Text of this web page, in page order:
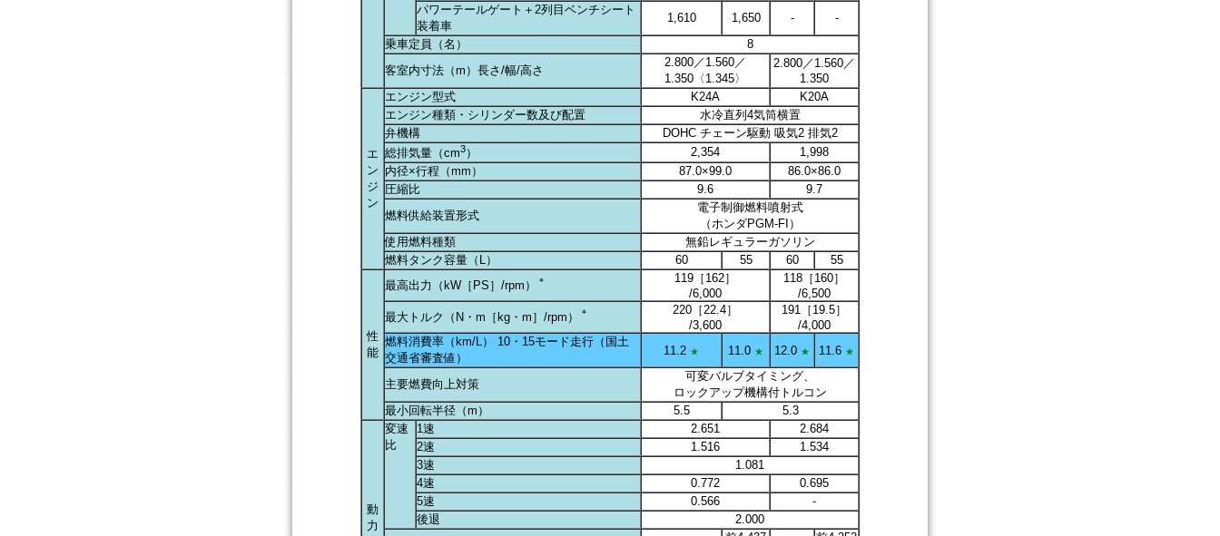
パワーテールゲート＋2列目ベンチシート
装着車
1,610 1,650 -
-
乗車定員（名）
8
客室内寸法（m）長さ/幅/高さ
2.800／1.560／
1.350〈1.345〉
2.800／1.560／
1.350
エ
ン
ジ
ン
エンジン型式 K24A
K20A
エンジン種類・シリンダー数及び配置
水冷直列4気筒横置
弁機構
DOHC チェーン駆動 吸気2 排気2
総排気量（cm3） 2,354
1,998
内径×行程（mm）
87.0×99.0
86.0×86.0
圧縮比
9.6
9.7
燃料供給装置形式
電子制御燃料噴射式
（ホンダPGM-FI）
使用燃料種類
無鉛レギュラーガソリン
燃料タンク容量（L）
60 55 60 55
性
能
最高出力（kW［PS］/rpm） ＊
119［162］
/6,000
118［160］
/6,500
最大トルク（N・m［kg・m］/rpm）
＊
220［22.4］
/3,600
191［19.5］
/4,000
燃料消費率（km/L） 10・15モード走行（国土
交通省審査値）
11.2 ★ 11.0 ★ 12.0 ★ 11.6 ★
主要燃費向上対策
可変バルブタイミング、
ロックアップ機構付トルコン
最小回転半径（m）
5.5 5.3
動
力
変速
比
1速 2.651
2.684
2速
1.516
1.534
3速
1.081
4速
0.772
0.695
5速
0.566
-
後退
2.000